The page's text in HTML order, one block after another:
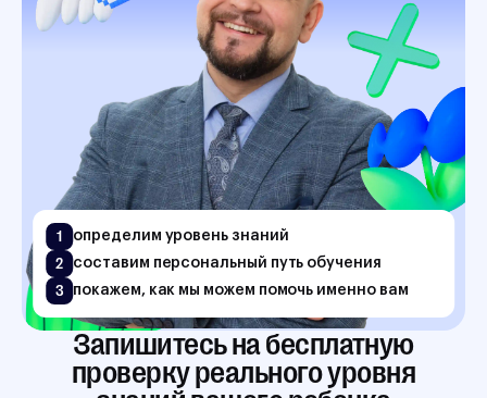
1 определим уровень знаний
2 составим персональный путь обучения
3 покажем, как мы можем помочь именно вам
Запишитесь на бесплатную
проверку реального уровня